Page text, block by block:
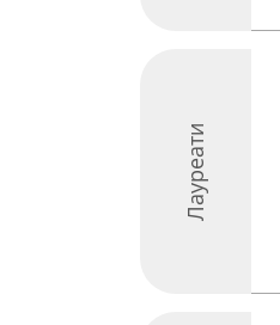
Лауреати